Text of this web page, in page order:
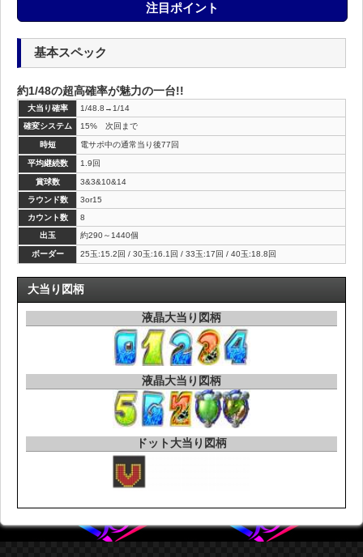
注目ポイント
基本スペック
約1/48の超高確率が魅力の一台!!
大当り確率
1/48.8→1/14
確変システム
15% 次回まで
時短 電サポ中の通常当り後77回
平均継続数 1.9回
賞球数
3&3&10&14
ラウンド数
3or15
カウント数
8
出玉
約290～1440個
ボーダー 25玉:15.2回 / 30玉:16.1回 / 33玉:17回 / 40玉:18.8回
大当り図柄
液晶大当り図柄
液晶大当り図柄
ドット大当り図柄